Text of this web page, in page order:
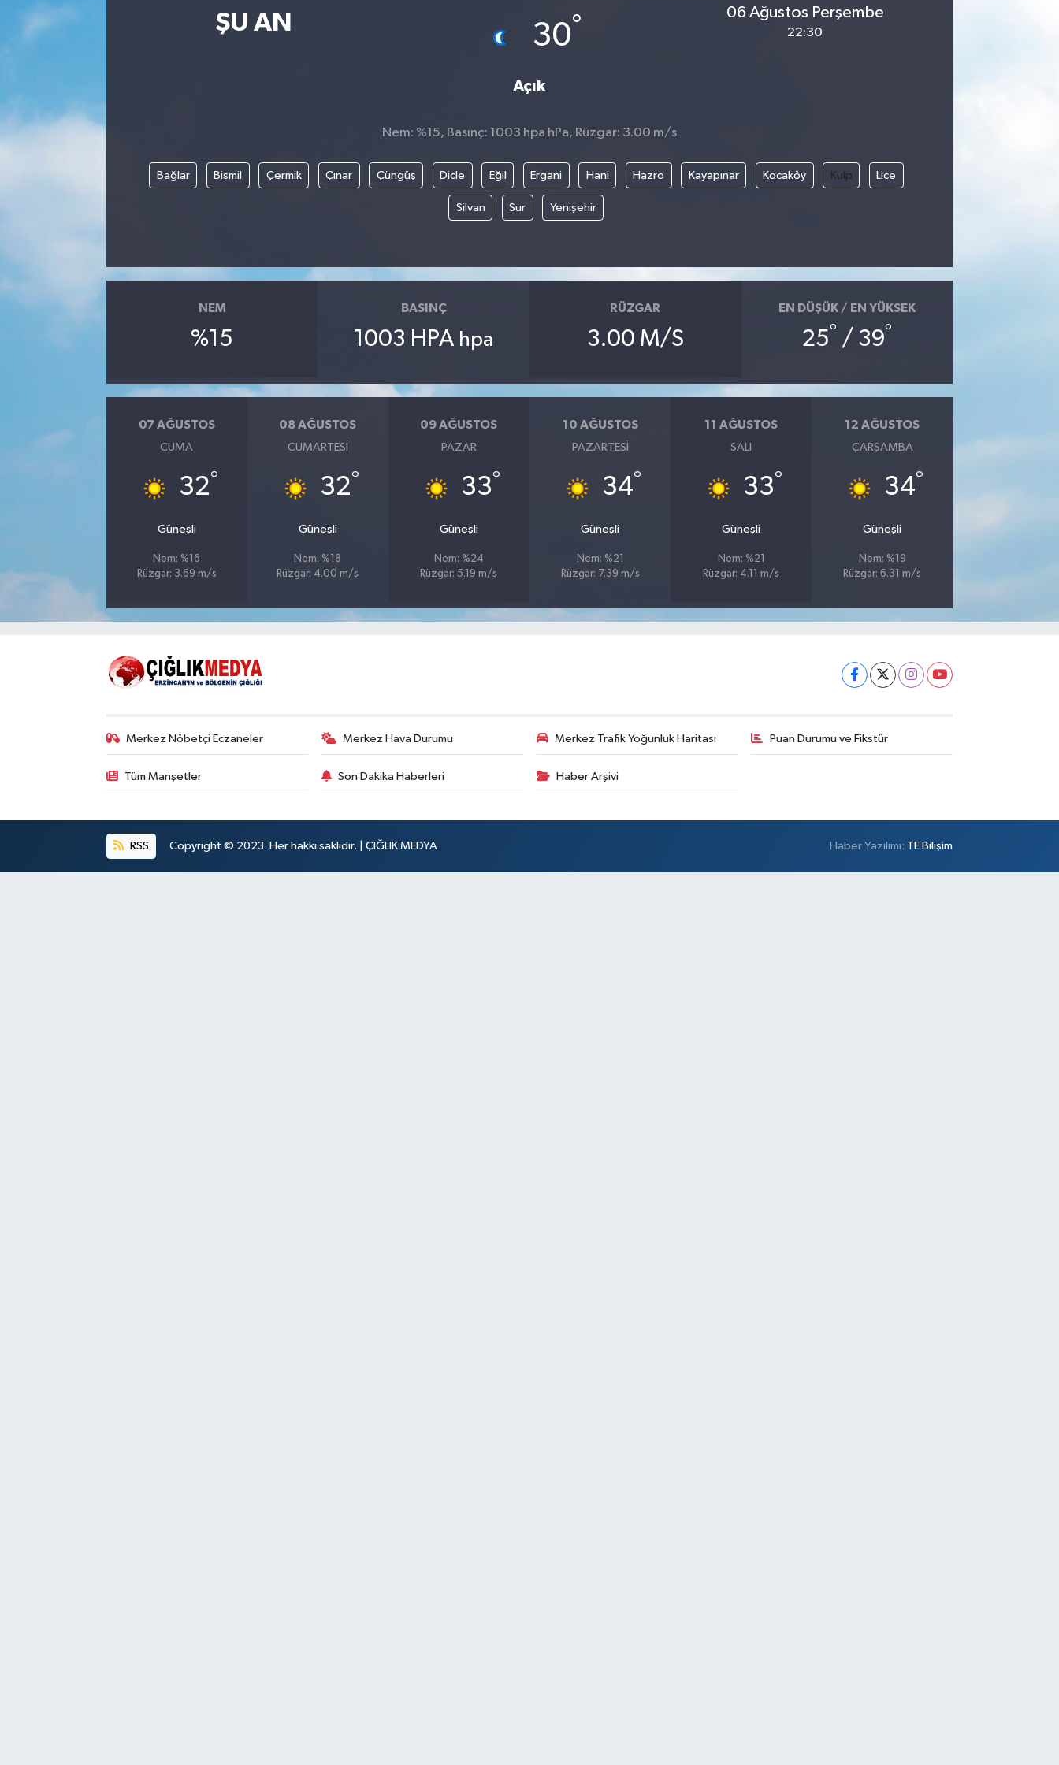
ŞU AN 30°
Açık
06 Ağustos Perşembe
22:30
Nem: %15, Basınç: 1003 hpa hPa, Rüzgar: 3.00 m/s
Bağlar Bismil Çermik Çınar Çüngüş Dicle Eğil Ergani Hani Hazro Kayapınar Kocaköy Kulp Lice
Silvan Sur Yenişehir
NEM
%15
BASINÇ
1003 HPA hpa
RÜZGAR
3.00 M/S
EN DÜŞÜK / EN YÜKSEK
25° / 39°
07 AĞUSTOS
CUMA
32°
Güneşli
Nem: %16
Rüzgar: 3.69 m/s
08 AĞUSTOS
CUMARTESI
32°
Güneşli
Nem: %18
Rüzgar: 4.00 m/s
09 AĞUSTOS
PAZAR
33°
Güneşli
Nem: %24
Rüzgar: 5.19 m/s
10 AĞUSTOS
PAZARTESI
34°
Güneşli
Nem: %21
Rüzgar: 7.39 m/s
11 AĞUSTOS
SALI
33°
Güneşli
Nem: %21
Rüzgar: 4.11 m/s
12 AĞUSTOS
ÇARŞAMBA
34°
Güneşli
Nem: %19
Rüzgar: 6.31 m/s
Merkez Nöbetçi Eczaneler Merkez Hava Durumu Merkez Trafik Yoğunluk Haritası Puan Durumu ve Fikstür
Tüm Manşetler Son Dakika Haberleri Haber Arşivi
RSS Copyright © 2023. Her hakkı saklıdır. | ÇIĞLIK MEDYA Haber Yazılımı: TE Bilişim